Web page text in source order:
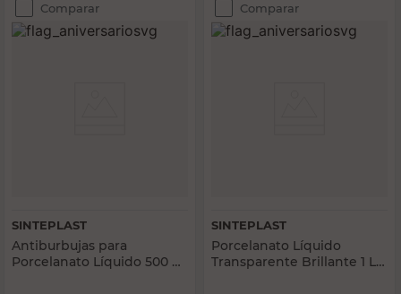
Comparar
SINTEPLAST
Antiburbujas para
Porcelanato Líquido 500 Ml
Comparar
SINTEPLAST
Porcelanato Líquido
Transparente Brillante 1 Lts